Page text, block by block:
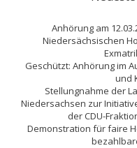
Anhörung am
Niedersächsischen
Geschützt: Anhörung im
und
Stellungnahme der
Niedersachsen zur
der CDU-
Demonstration für faire